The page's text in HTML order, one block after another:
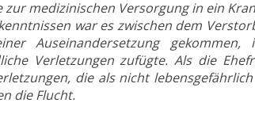
zur medizinischen Versorgung in ein
war es zwischen dem
Auseinandersetzung
Verletzungen zufügte. Als die
die als nicht
die Flucht.